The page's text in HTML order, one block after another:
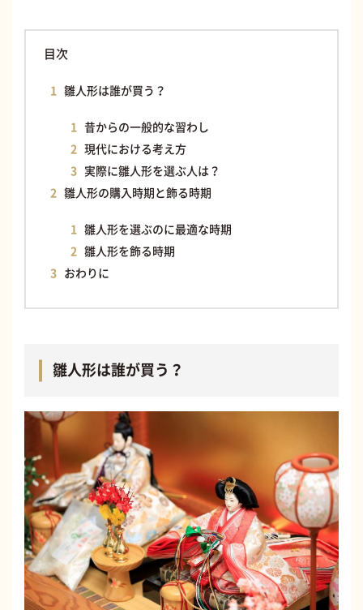
目次
雛人形は誰が買う？
昔からの一般的な習わし
現代における考え方
実際に雛人形を選ぶ人は？
雛人形の購入時期と飾る時期
雛人形を選ぶのに最適な時期
雛人形を飾る時期
おわりに
雛人形は誰が買う？